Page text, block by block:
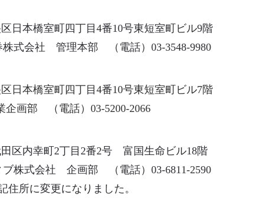
日本橋室町四丁目4番10号東短室町ビル9階
株式会社 管理本部 （電話）03-3548-9980
日本橋室町四丁目4番10号東短室町ビル7階
画部 （電話）03-5200-2066
区内幸町2丁目2番2号 富国生命ビル18階
ブ株式会社 企画部 （電話）03-6811-2590
住所に変更になりました。